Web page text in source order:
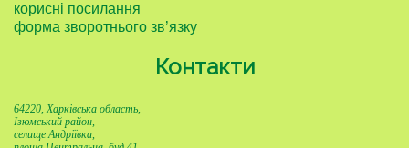
корисні посилання
форма зворотнього зв’язку
Контакти
64220, Харківська область,
Ізюмський район,
селище Андріївка,